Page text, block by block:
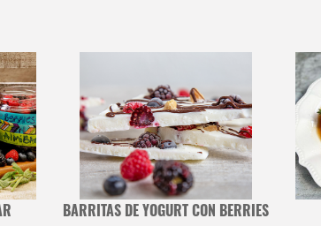
BARRITAS DE YOGURT CON BERRIES